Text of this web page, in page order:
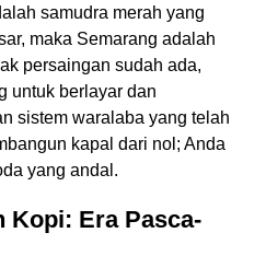
samudra merah yang
maka Semarang adalah
persaingan sudah ada,
untuk berlayar dan
sistem waralaba yang telah
kapal dari nol; Anda
yang andal.
Kopi: Era Pasca-